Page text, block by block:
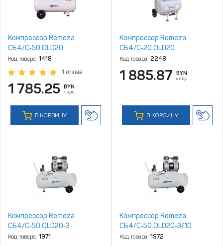
Компрессор Remeza
СБ4/C‑50.OLD20
Код товара: 1418
1 отзыв
1 785.25 BYN
с НДС
В КОРЗИНУ
Компрессор Remeza
СБ4/C‑20.OLD20
Код товара: 2248
1 885.87 BYN
с НДС
В КОРЗИНУ
Компрессор Remeza
СБ4/C‑50.OLD20‑3
Код товара: 1971
Компрессор Remeza
СБ4/C‑50.OLD20‑3/10
Код товара: 1972